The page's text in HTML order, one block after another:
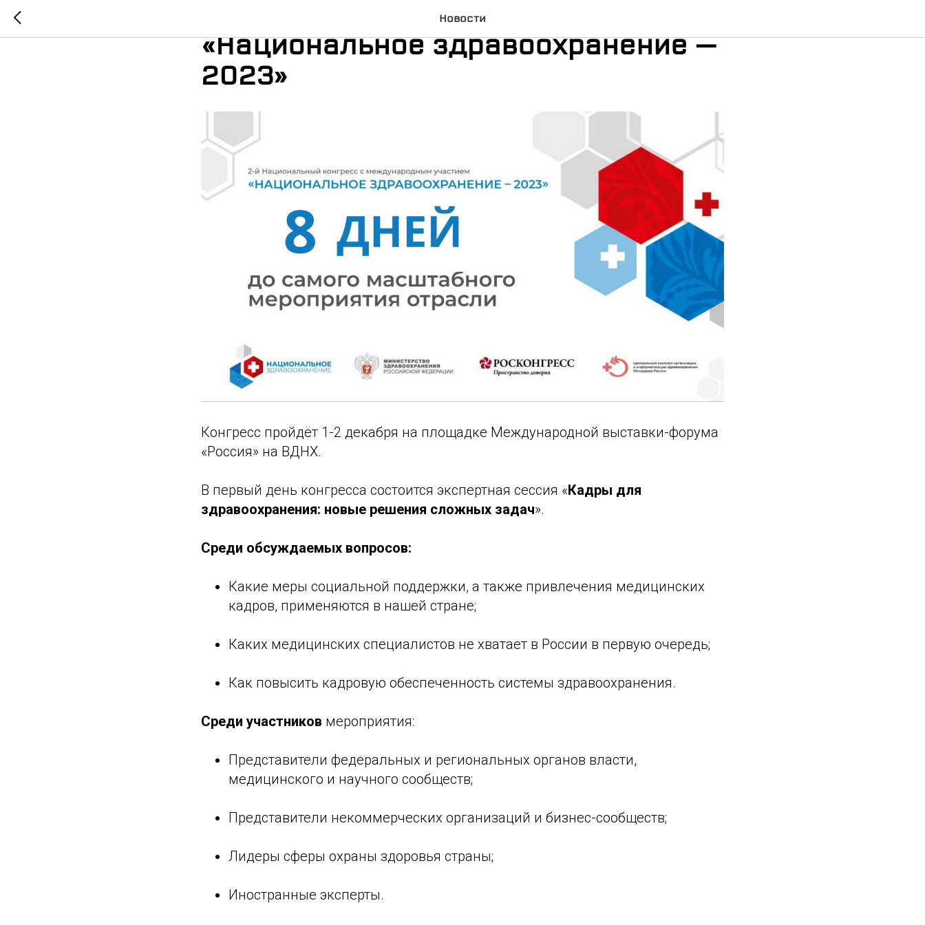
Новости
8 дней осталось до конгресса
«Национальное здравоохранение —
2023»
Конгресс пройдёт 1-2 декабря на площадке Международной выставки-форума
«Россия» на ВДНХ.
В первый день конгресса состоится экспертная сессия «Кадры для
здравоохранения: новые решения сложных задач».
Среди обсуждаемых вопросов:
Какие меры социальной поддержки, а также привлечения медицинских
кадров, применяются в нашей стране;
Каких медицинских специалистов не хватает в России в первую очередь;
Как повысить кадровую обеспеченность системы здравоохранения.
Среди участников мероприятия:
Представители федеральных и региональных органов власти,
медицинского и научного сообществ;
Представители некоммерческих организаций и бизнес-сообществ;
Лидеры сферы охраны здоровья страны;
Иностранные эксперты.